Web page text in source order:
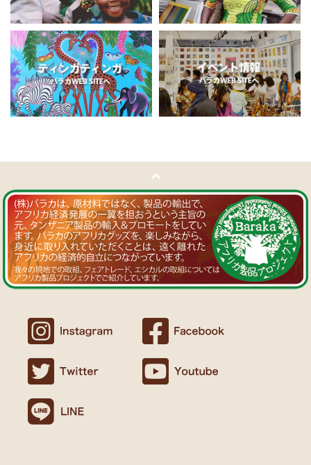
→ 作家名 A―L
→ 作家名 M―Z
11/5：ティンガティンガ・アート～チャリンダの作品コーナー新
入荷！
私たちバラカは、チャリンダが遺してくださった作品を、これか
らも大切に紹介してまいります。
11/4：ティンガティンガ・アート～マサイの作品新入荷！
ューナッツ＜素焼き＞ 賞味期限切れ大特価！～期間限定 在庫限り
11/1：【MOTTAINAI】～もったいないセール～タンザニア産カシ
ューナッツ＜うす塩＞ 賞味期限切れ大特価！
～期間限定 在庫限り
11/1：アフリカ・ガラスビーズ ジュエリー 新入荷！トレーディン
グビーズ～現地職人の特別注文による一点もの～
コーナー新入荷！～人気作家の作品限定入荷～
10/27：ティンガティンガ・アート～Sサイズの作品 新入荷！作家
名ごとに2つのカテゴリーでご紹介します
→ 作家名 A―L
→ 作家名 M―Z
10/24：
サリーコーナー新入荷！～天然素材 環境配慮したエシカル製品～
どんどん増えることを期待しております。
Ｔさまより ソープストーン絵皿へのご感想
アフリカン調の雑貨を並べて、玄関でキーを入れて見せるインテリア
として使っています。
重さがあり安定感があるので使いやすいと思います。
以前にもカンガを購入したのですが、気に入って毎日のように着てい
カンガスタイル、アフリカンファッションを広める活動中！
Ｍさまより カンガへのご感想
バラカのショップは、カンガも端処理してあってすぐ着れるし、カフ
タンも、このワンピースも、脇が大きく開いているので、素肌寝（家
でも外でも）にとてもイイと思う。
アフリカンピアス３７ カウボーンマーブルが届きました。
しっかりした作りでイメージ通りの品でした。
似たテイストのネックレスを持っていて、合わせるピアスを探してい
連絡や包装などもよかったです。
Ｏさまより キテンゲへのご感想
無事、商品受け取りました。ありがとうございますっ。